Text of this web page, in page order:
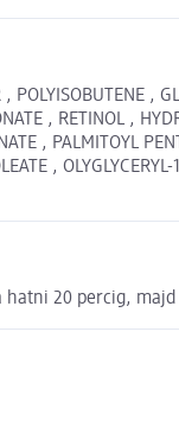
POLYISOBUTENE ,
, RETINOL ,
, PALMITOYL
,
20 percig,